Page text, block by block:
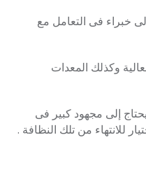
خبراء فى التعامل مع
وكذلك المعدات
إلى مجهود كبير فى
للانتهاء من تلك النظافة .